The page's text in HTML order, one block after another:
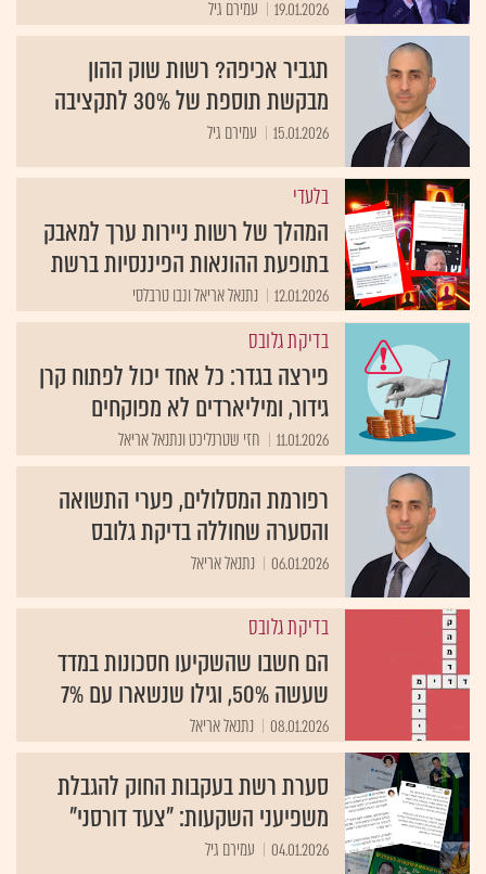
19.01.2026 עמירם גיל
תגביר אכיפה? רשות שוק ההון
מבקשת תוספת של 30% לתקציבה
15.01.2026 עמירם גיל
בלעדי
המהלך של רשות ניירות ערך למאבק
בתופעת ההונאות הפיננסיות ברשת
12.01.2026 נתנאל אריאל ונבו טרבלסי
בדיקת גלובס
פירצה בגדר: כל אחד יכול לפתוח קרן
גידור, ומיליארדים לא מפוקחים
11.01.2026 חזי שטרנליכט ונתנאל אריאל
רפורמת המסלולים, פערי התשואה
והסערה שחוללה בדיקת גלובס
06.01.2026 נתנאל אריאל
בדיקת גלובס
הם חשבו שהשקיעו חסכונות במדד
שעשה 50%, וגילו שנשארו עם 7%
08.01.2026 נתנאל אריאל
סערת רשת בעקבות החוק להגבלת
משפיעני השקעות: "צעד דורסני"
04.01.2026 עמירם גיל